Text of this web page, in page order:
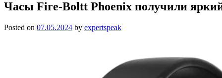
Часы Fire-Boltt Phoenix получили
Posted on 07.05.2024 by expertspeak